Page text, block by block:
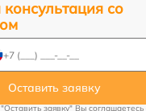
со
Оставить заявку
заявку" Вы соглашаетесь